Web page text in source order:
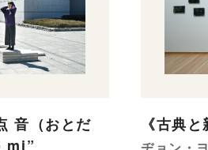
音（おとだ
mi”
《古典